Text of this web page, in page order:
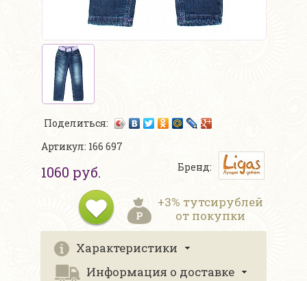
Поделиться:
Артикул: 166 697
1060 руб. Бренд:
+3% тутсирублей
от покупки
Характеристики
Информация о доставке